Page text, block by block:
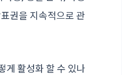
권을 지속적으로 관
게 활성화 할 수 있나